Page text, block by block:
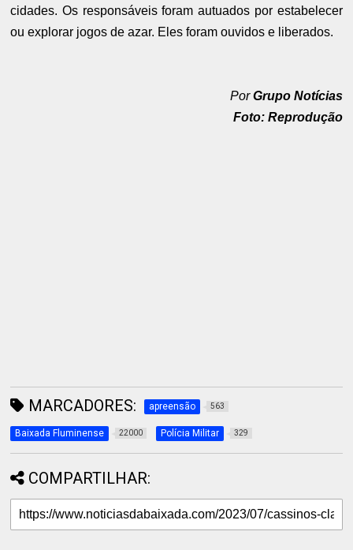
cidades. Os responsáveis foram autuados por estabelecer
ou explorar jogos de azar. Eles foram ouvidos e liberados.
PorGrupo Notícias
Foto: Reprodução
MARCADORES: apreensão 563
Baixada Fluminense 22000 Polícia Militar 329
COMPARTILHAR: